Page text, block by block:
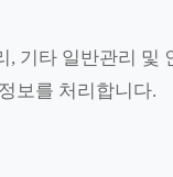
기타 일반관리
보를 처리합니다.